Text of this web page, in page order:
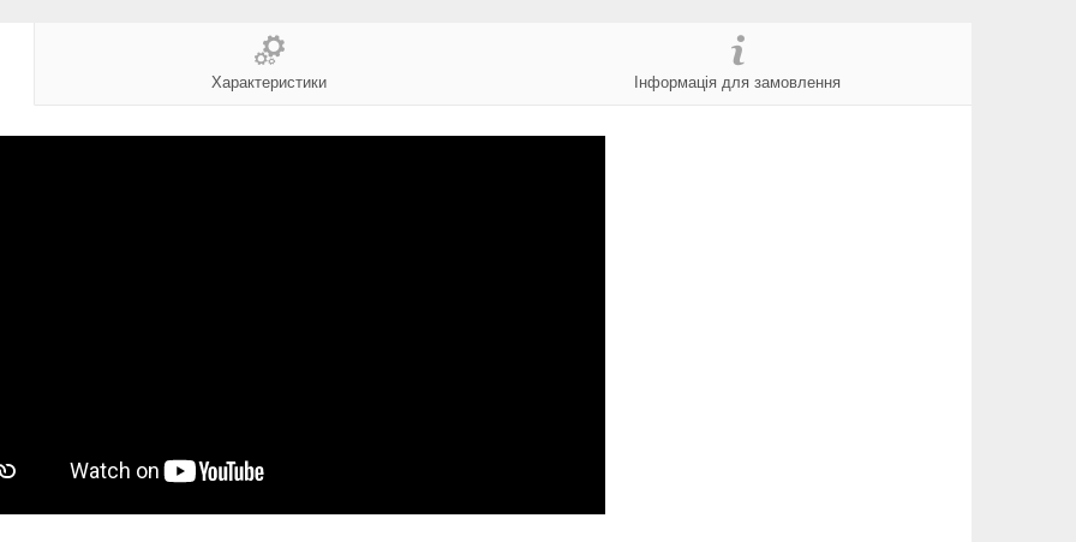
Характеристики Інформація для замовлення